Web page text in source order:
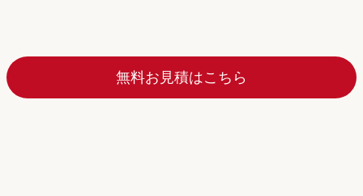
無料お見積はこちら